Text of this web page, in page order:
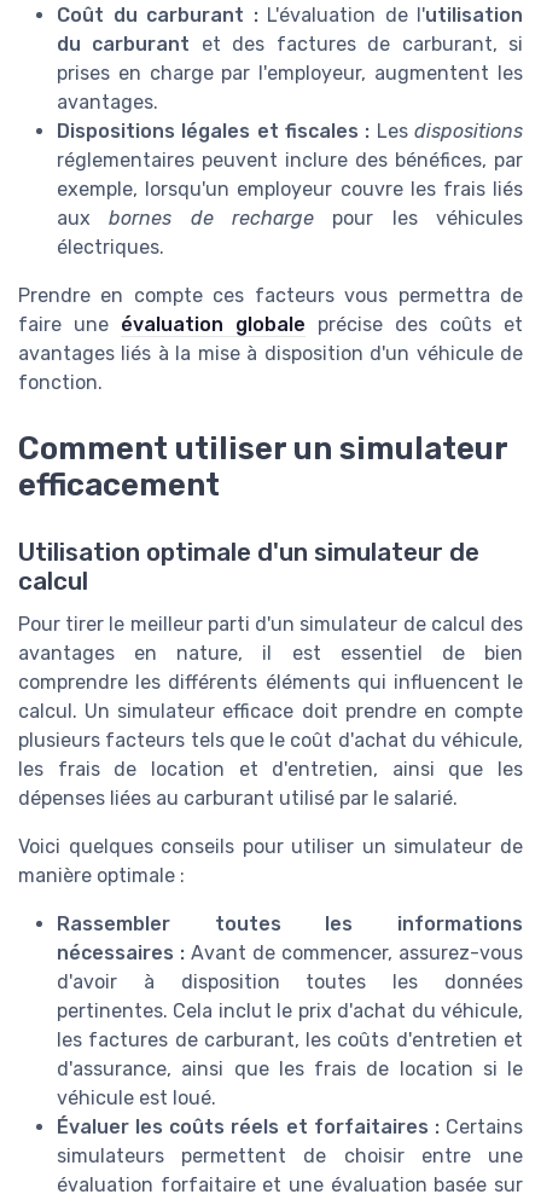
Coût du carburant :L'évaluation de l'utilisation
du carburant et des factures de carburant, si
prises en charge par l'employeur, augmentent les
avantages.
Dispositions légales et fiscales : Lesdispositions
réglementaires peuvent inclure des bénéfices, par
exemple, lorsqu'un employeur couvre les frais liés
auxbornes de recharge pour les véhicules
électriques.
Prendre en compte ces facteurs vous permettra de
faire une évaluation globale précise des coûts et
avantages liés à la mise à disposition d'un véhicule de
fonction.
Comment utiliser un simulateur
efficacement
Utilisation optimale d'un simulateur de
calcul
Pour tirer le meilleur parti d'un simulateur de calcul des
avantages en nature, il est essentiel de bien
comprendre les différents éléments qui influencent le
calcul. Un simulateur efficace doit prendre en compte
plusieurs facteurs tels que le coût d'achat du véhicule,
les frais de location et d'entretien, ainsi que les
dépenses liées au carburant utilisé par le salarié.
Voici quelques conseils pour utiliser un simulateur de
manière optimale :
Rassembler toutes les informations
nécessaires : Avant de commencer, assurez-vous
d'avoir à disposition toutes les données
pertinentes. Cela inclut le prix d'achat du véhicule,
les factures de carburant, les coûts d'entretien et
d'assurance, ainsi que les frais de location si le
véhicule est loué.
Évaluer les coûts réels et forfaitaires :Certains
simulateurs permettent de choisir entre une
évaluation forfaitaire et une évaluation basée sur